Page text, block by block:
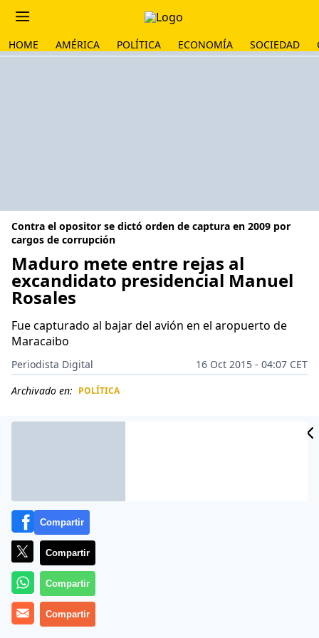
HOME AMÉRICA POLÍTICA ECONOMÍA SOCIEDAD
Contra el opositor se dictó orden de captura en 2009 por
cargos de corrupción
Maduro mete entre rejas al
excandidato presidencial Manuel
Rosales
Fue capturado al bajar del avión en el aropuerto de
Maracaibo
Periodista Digital
16 Oct 2015 - 04:07 CET
Archivado en: POLÍTICA
El prófugo de la justicia y excandidato presidencial
Compartir
Compartir
Compartir
Compartir